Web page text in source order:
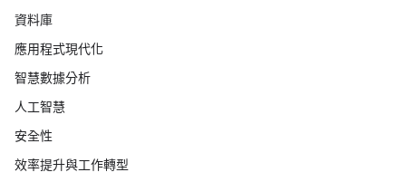
資料庫
應用程式現代化
智慧數據分析
人工智慧
安全性
效率提升與工作轉型